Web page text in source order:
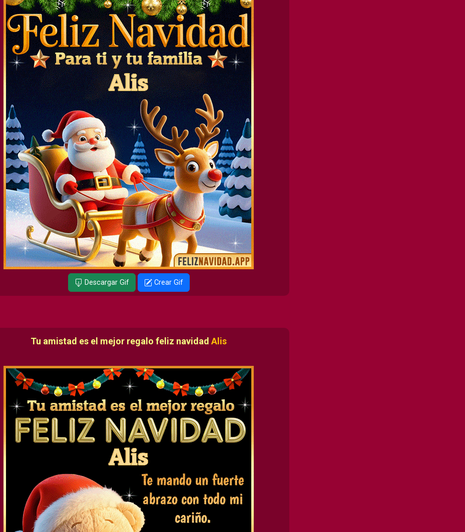
Descargar Gif Crear Gif
Tu amistad es el mejor regalo feliz navidad Alis